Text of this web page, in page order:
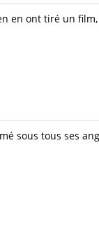
en ont tiré un film,
sous tous ses